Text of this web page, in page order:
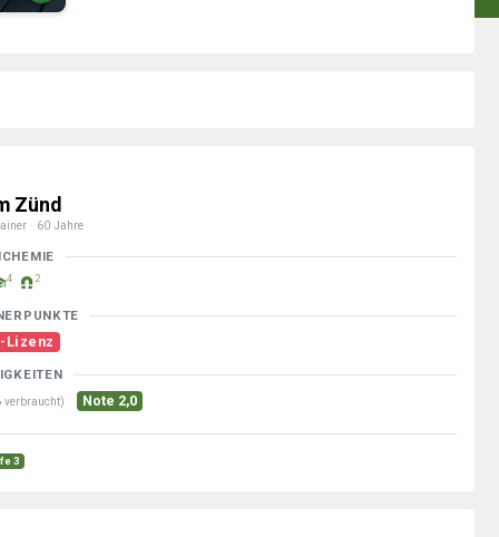
Zünd
· 60 Jahre
4 2
Lizenz
verbraucht) Note 2,0
3